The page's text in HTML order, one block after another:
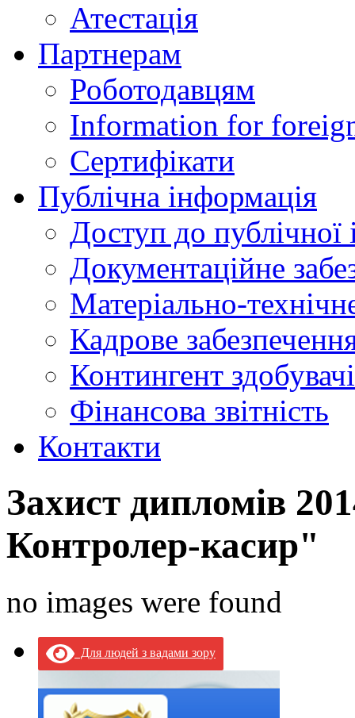
Атестація
Партнерам
Роботодавцям
Information for
Сертифікати
Публічна інформація
Доступ до публічної
Документаційне
Матеріально-
Кадрове
Контингент
Фінансова звітність
Контакти
Захист дипломів
Контролер-касир"
no images were found
Для людей з вадами зору